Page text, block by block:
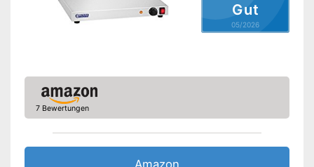
Gut
05/2026
7 Bewertungen